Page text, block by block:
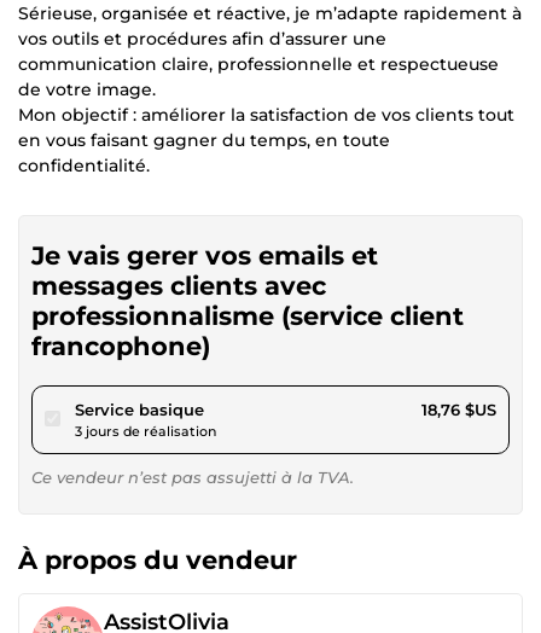
Sérieuse, organisée et réactive, je m’adapte rapidement à
vos outils et procédures afin d’assurer une
communication claire, professionnelle et respectueuse
de votre image.
Mon objectif : améliorer la satisfaction de vos clients tout
en vous faisant gagner du temps, en toute
confidentialité.
Je vais gerer vos emails et
messages clients avec
professionnalisme (service client
francophone)
Service basiquepour 17,28 $US
3 jours de réalisation
18,76 $US
Ce vendeur n’est pas assujetti à la TVA.
À propos du vendeur
AssistOlivia